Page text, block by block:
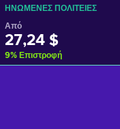
UNITED STATES
ΗΝΩΜΈΝΕΣ ΠΟΛΙΤΕΊΕΣ
Από
27,24 $
9% Επιστροφή